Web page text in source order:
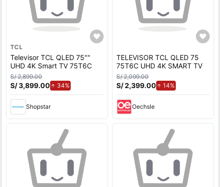
TCL
Televisor TCL QLED 75""
UHD 4K Smart TV 75T6C
S/ 2,899.00
S/ 3,899.00 34%
Shopstar
TELEVISOR TCL QLED 75
75T6C UHD 4K SMART TV
S/ 2,099.00
S/ 2,399.00 14%de aumento.
Oechsle